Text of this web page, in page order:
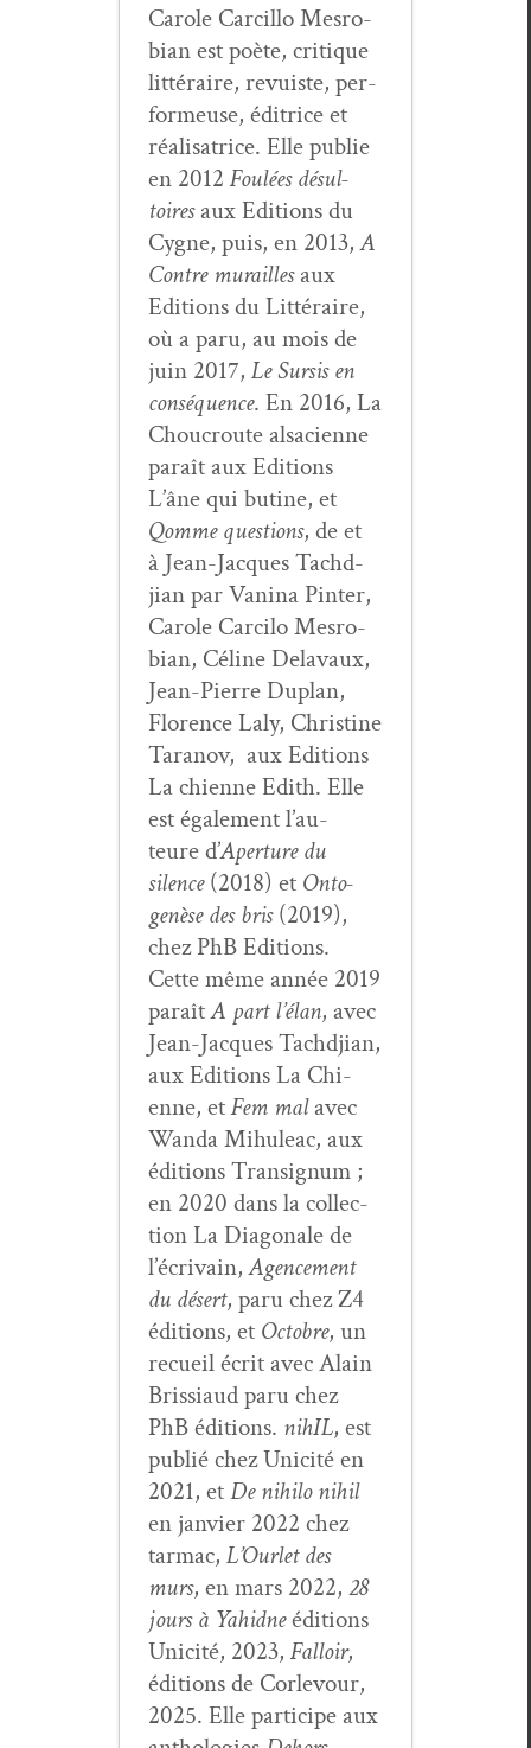
Car­ole Car­cil­lo Mes­ro­
bian est poète, cri­tique
lit­téraire, revuiste, per­
formeuse, éditrice et
réal­isatrice. Elle pub­lie
en 2012 Foulées désul­
toiresaux Edi­tions du
Cygne, puis, en 2013,A
Con­tre muraillesaux
Edi­tions du Lit­téraire,
où a paru, au mois de
juin 2017, Le Sur­sis en
con­séquence. En 2016, La
Chou­croute alsa­ci­enne
paraît aux Edi­tions
L’âne qui butine, et
Qomme ques­tions, de et
à Jean-Jacques Tachd­
jian par Van­i­na Pin­ter,
Car­ole Car­ci­lo Mes­ro­
bian, Céline Delavaux,
Jean-Pierre Duplan,
Flo­rence Laly, Chris­tine
Tara­nov, aux Edi­tions
La chi­enne Edith. Elle
est égale­ment l’au­
teure d’Aper­ture du
silence(2018) et Onto­
genèse des bris(2019),
chez PhB Edi­tions.
Cette même année 2019
paraîtA part l’élan, avec
Jean-Jacques Tachd­jian,
aux Edi­tions La Chi­
enne, etFem malavec
Wan­da Mihuleac, aux
édi­tions Tran­signum ;
en 2020 dans la col­lec­
tion La Diag­o­nale de
l’écrivain,Agence­ment
du désert, paru chez Z4
édi­tions, et Octo­bre, un
recueil écrit avec Alain
Bris­si­aud paru chez
PhB édi­tions. nihIL, est
pub­lié chez Unic­ité en
2021, etDe nihi­lo nihil
en jan­vi­er 2022 chez
tar­mac, L’Ourlet des
murs, en mars 2022, 28
jours à Yahidneédi­tions
Unic­ité, 2023, Fal­loir,
édi­tions de Cor­levour,
2025. Elle par­ticipe aux